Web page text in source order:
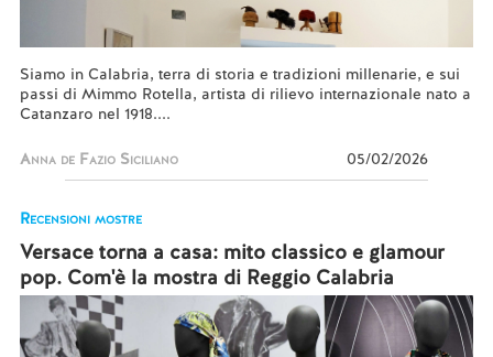
Siamo in Calabria, terra di storia e tradizioni millenarie, e sui
passi di Mimmo Rotella, artista di rilievo internazionale nato a
Catanzaro nel 1918....
Anna de Fazio Siciliano 05/02/2026
Recensioni mostre
Versace torna a casa: mito classico e glamour
pop. Com'è la mostra di Reggio Calabria